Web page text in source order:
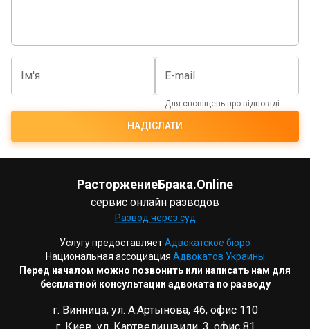
Ім'я E-mail
Для сповіщень про відповіді
НАДІСЛАТИ
РасторжениеБрака.Online
сервис онлайн разводов
Развод через суд
Услугу предоставляетАдвокатское бюро
Национальная ассоциация Адвокатов Украины
Перед началом можно позвонить или написать нам для
бесплатной консультации адвоката по разводу
г. Винница, ул. А.Артынова, 46, офис 110